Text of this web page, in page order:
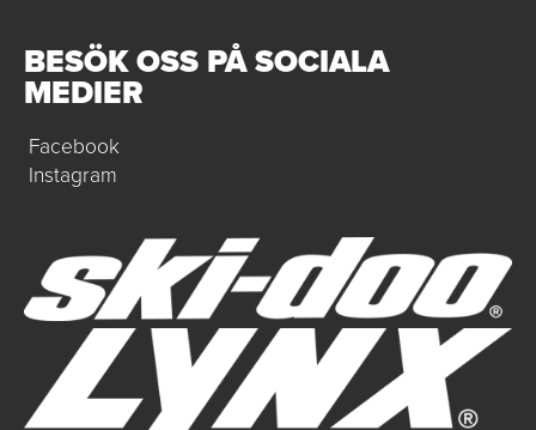
BESÖK OSS PÅ SOCIALA
MEDIER
Facebook
Instagram